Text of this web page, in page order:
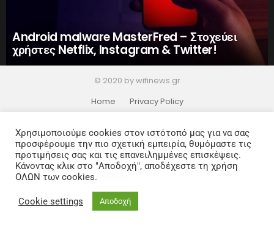
Android malware MasterFred – Στοχεύει
χρήστες Netflix, Instagram & Twitter!
© 2020 by wifinews.gr
Home
Privacy Policy
Χρησιμοποιούμε cookies στον ιστότοπό μας για να σας
προσφέρουμε την πιο σχετική εμπειρία, θυμόμαστε τις
προτιμήσεις σας και τις επανειλημμένες επισκέψεις.
Κάνοντας κλικ στο "Αποδοχή", αποδέχεστε τη χρήση
ΟΛΩΝ των cookies.
Cookie settings Αποδοχή